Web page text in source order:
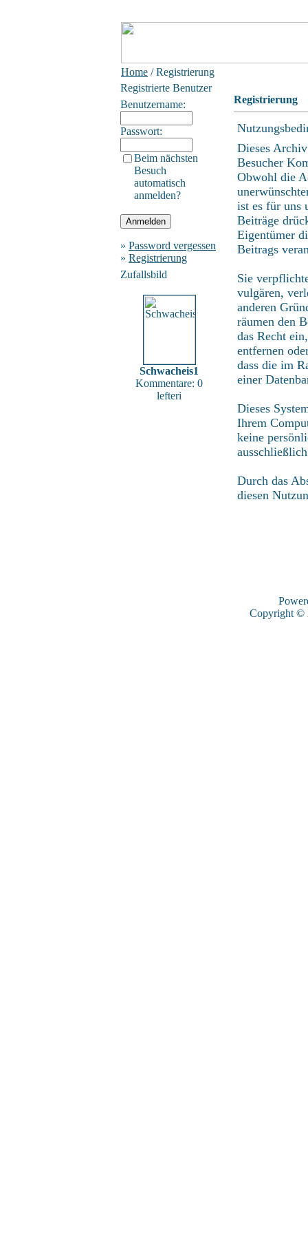
Home / Registrierung
Registrierte Benutzer
Benutzername:
Passwort:
Beim nächsten
Besuch
automatisch
anmelden?
» Password vergessen
» Registrierung
Zufallsbild
Schwacheis1
Kommentare: 0
lefteri
Registrierung
Dieses
Besucher
Obwohl die
ist es für uns
Beiträge
Eigentümer
Beitrags
Sie
vulgären,
anderen
räumen den
das Recht
entfernen
dass die im
einer
Dieses
Ihrem
keine
Durch das
diesen
Copyright ©